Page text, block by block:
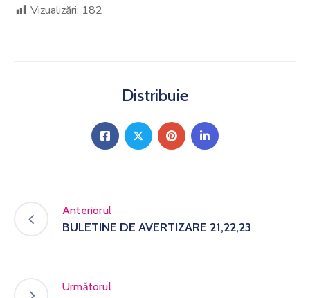
Vizualizări: 182
Distribuie
Anteriorul
BULETINE DE AVERTIZARE 21,22,23
Următorul